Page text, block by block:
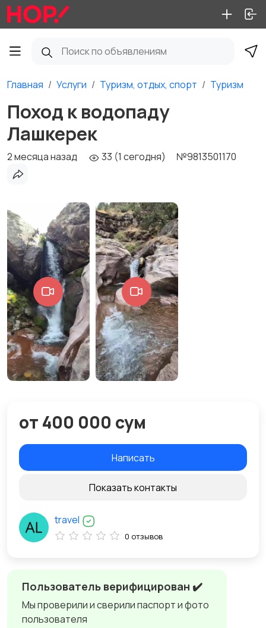
Главная Услуги Туризм, отдых, спорт Туризм
Поход к водопаду
Лашкерек
2 месяца назад 33 (1 сегодня) №9813501170
Пользователь верифицирован ✔️
Мы проверили и сверили паспорт и фото
пользователя
от 400 000 сум
Написать
Показать контакты
travel
0 отзывов